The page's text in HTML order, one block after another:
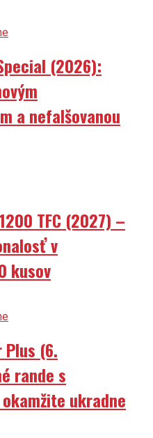
(2026):
a nefalšovanou
TFC (2027) –
v
kusov
Plus (6.
rande s
ukradne